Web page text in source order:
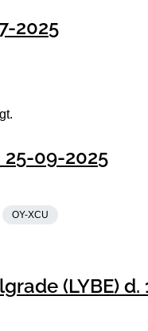
2025
25-09-2025
OY-XCU
(LYBE) d.